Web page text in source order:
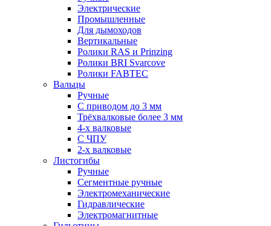
Электрические
Промышленные
Для дымоходов
Вертикальные
Ролики RAS и Prinzing
Ролики BRI Svarcove
Ролики FABTEC
Вальцы
Ручные
С приводом до 3 мм
Трёхвалковые более 3 мм
4-х валковые
С ЧПУ
2-х валковые
Листогибы
Ручные
Сегментные ручные
Электромеханические
Гидравлические
Электромагнитные